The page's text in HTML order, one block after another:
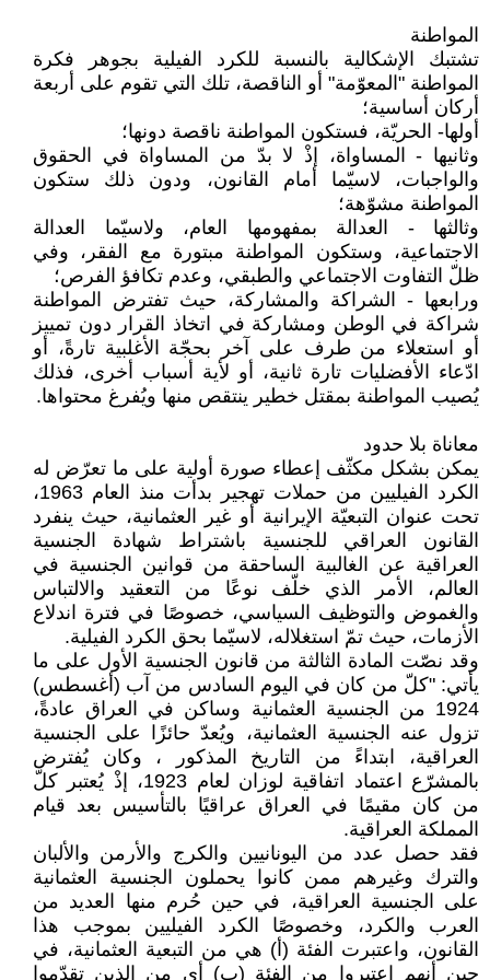
المواطنة
تشتبك الإشكالية بالنسبة للكرد الفيلية بجوهر فكرة
المواطنة "المعوّمة" أو الناقصة، تلك التي تقوم على أربعة
أركان أساسية؛
أولها- الحريّة، فستكون المواطنة ناقصة دونها؛
وثانيها - المساواة، إذْ لا بدّ من المساواة في الحقوق
والواجبات، لاسيّما أمام القانون، ودون ذلك ستكون
المواطنة مشوّهة؛
وثالثها - العدالة بمفهومها العام، ولاسيّما العدالة
الاجتماعية، وستكون المواطنة مبتورة مع الفقر، وفي
ظلّ التفاوت الاجتماعي والطبقي، وعدم تكافؤ الفرص؛
ورابعها - الشراكة والمشاركة، حيث تفترض المواطنة
شراكة في الوطن ومشاركة في اتخاذ القرار دون تمييز
أو استعلاء من طرف على آخر بحجّة الأغلبية تارةً، أو
ادّعاء الأفضليات تارة ثانية، أو لأية أسباب أخرى، فذلك
يُصيب المواطنة بمقتل خطير ينتقص منها ويُفرغ محتواها.
معاناة بلا حدود
يمكن بشكل مكثّف إعطاء صورة أولية على ما تعرّض له
الكرد الفيليين من حملات تهجير بدأت منذ العام 1963،
تحت عنوان التبعيّة الإيرانية أو غير العثمانية، حيث ينفرد
القانون العراقي للجنسية باشتراط شهادة الجنسية
العراقية عن الغالبية الساحقة من قوانين الجنسية في
العالم، الأمر الذي خلّف نوعًا من التعقيد والالتباس
والغموض والتوظيف السياسي، خصوصًا في فترة اندلاع
الأزمات، حيث تمّ استغلاله، لاسيّما بحق الكرد الفيلية.
وقد نصّت المادة الثالثة من قانون الجنسية الأول على ما
يأتي: "كلّ من كان في اليوم السادس من آب (أغسطس)
1924 من الجنسية العثمانية وساكن في العراق عادةً،
تزول عنه الجنسية العثمانية، ويُعدّ حائزًا على الجنسية
العراقية، ابتداءً من التاريخ المذكور ، وكان يُفترض
بالمشرّع اعتماد اتفاقية لوزان لعام 1923، إذْ يُعتبر كلّ
من كان مقيمًا في العراق عراقيًا بالتأسيس بعد قيام
المملكة العراقية.
فقد حصل عدد من اليونانيين والكرج والأرمن والألبان
والترك وغيرهم ممن كانوا يحملون الجنسية العثمانية
على الجنسية العراقية، في حين حُرم منها العديد من
العرب والكرد، وخصوصًا الكرد الفيليين بموجب هذا
القانون، واعتبرت الفئة (أ) هي من التبعية العثمانية، في
حين أنهم اعتبروا من الفئة (ب) أي من الذين تقدّموا